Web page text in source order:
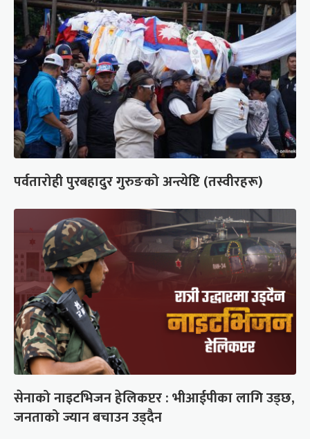
पर्वतारोही पुरबहादुर गुरुङको अन्त्येष्टि (तस्वीरहरू)
सेनाको नाइटभिजन हेलिकप्टर : भीआईपीका लागि उड्छ,
जनताको ज्यान बचाउन उड्दैन